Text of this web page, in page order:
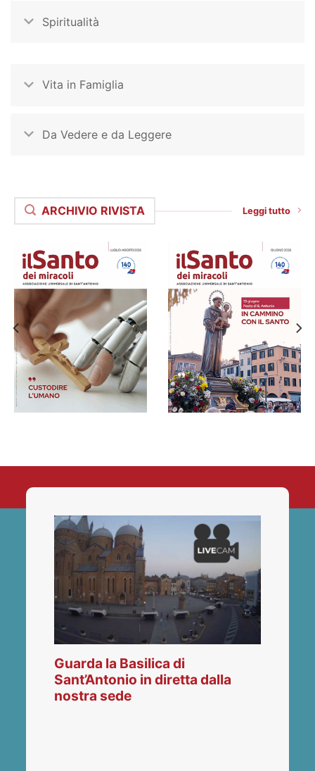
Spiritualità
Vita in Famiglia
Da Vedere e da Leggere
ARCHIVIO RIVISTA Leggi tutto
Guarda la Basilica di
Sant’Antonio in diretta dalla
nostra sede